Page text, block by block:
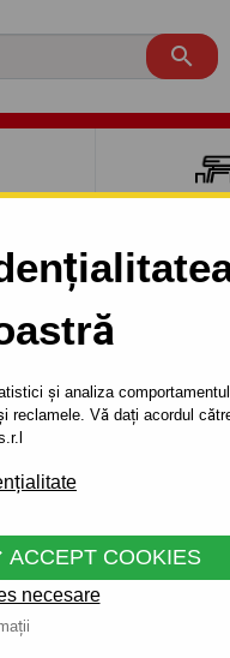
și analiza
Vă dați acordul
ACCEPT COOKIES
necesare

- din 2010
de remorcare
seria : -.Anul de
completă a